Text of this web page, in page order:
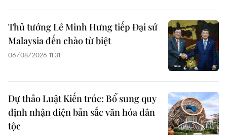
Thủ tướng Lê Minh Hưng tiếp Đại sứ
Malaysia đến chào từ biệt
06/08/2026 11:31
Dự thảo Luật Kiến trúc: Bổ sung quy
định nhận diện bản sắc văn hóa dân
tộc